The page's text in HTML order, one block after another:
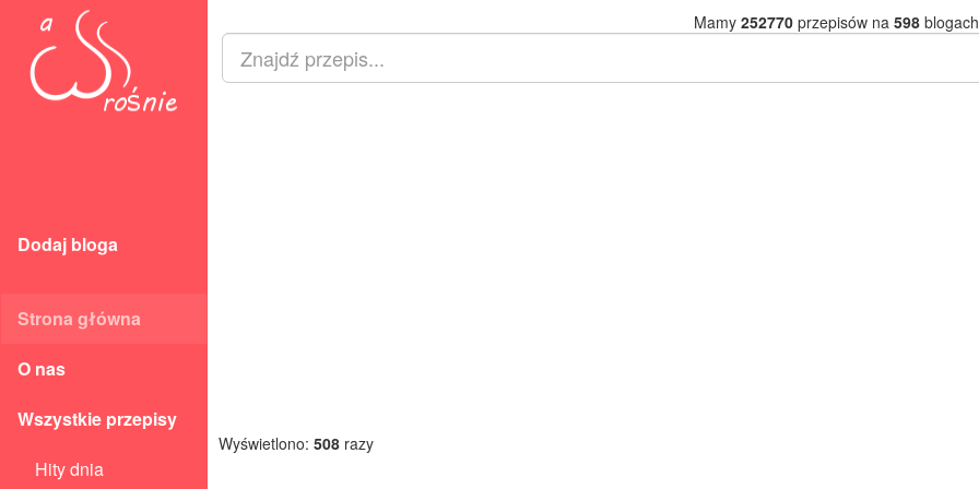
Dodaj bloga
Strona główna
O nas
Wszystkie przepisy
Hity dnia
Mamy 252770przepisów na 598
Wyświetlono: 508 razy